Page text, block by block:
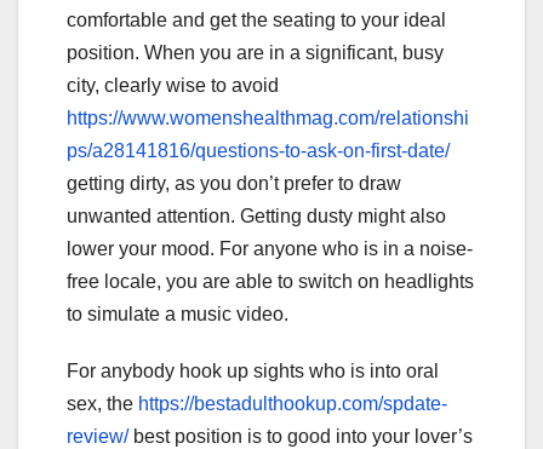
comfortable and get the seating to your ideal
position. When you are in a significant, busy
city, clearly wise to avoid
https://www.womenshealthmag.com/relationshi
ps/a28141816/questions-to-ask-on-first-date/
getting dirty, as you don’t prefer to draw
unwanted attention. Getting dusty might also
lower your mood. For anyone who is in a noise-
free locale, you are able to switch on headlights
to simulate a music video.
For anybody hook up sights who is into oral
sex, the https://bestadulthookup.com/spdate-
review/best position is to good into your lover’s